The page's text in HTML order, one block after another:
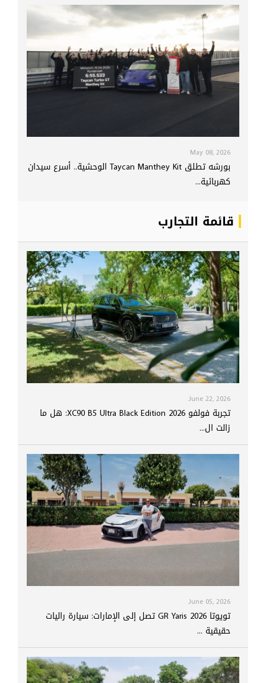
May 08, 2026
بورشه تطلق Taycan Manthey Kit الوحشية.. أسرع سيدان
كهربائية...
قائمة التجارب
June 22, 2026
تجربة فولفو XC90 B5 Ultra Black Edition 2026: هل ما
زالت ال...
June 05, 2026
تويوتا GR Yaris 2026 تصل إلى الإمارات: سيارة راليات
حقيقية ...